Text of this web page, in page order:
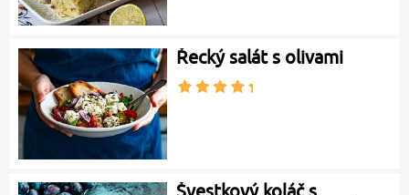
Řecký salát s olivami